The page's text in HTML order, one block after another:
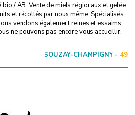
/ AB. Vente de miels régionaux et gelée
et récoltés par nous même. Spécialisés
vendons également reines et essaims.
ne pouvons pas encore vous accueillir.
SOUZAY-CHAMPIGNY - 49